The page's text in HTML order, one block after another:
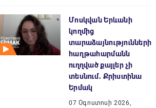
Մոսկվան Երևանի
կողմից
տարաձայնությունների
հաղթահարմանն
ուղղված քայլեր չի
տեսնում․ Քրիստինա
Երմակ
07 Օգոստոսի 2026,